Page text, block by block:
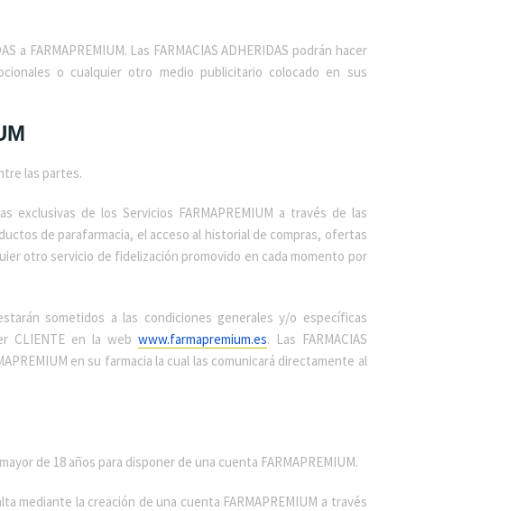
a FARMAPREMIUM. Las FARMACIAS ADHERIDAS podrán hacer
o cualquier otro medio publicitario colocado en sus
las partes.
exclusivas de los Servicios FARMAPREMIUM a través de las
de parafarmacia, el acceso al historial de compras, ofertas
otro servicio de fidelización promovido en cada momento por
sometidos a las condiciones generales y/o específicas
CLIENTE en la web www.farmapremium.es. Las FARMACIAS
en su farmacia la cual las comunicará directamente al
de 18 años para disponer de una cuenta FARMAPREMIUM.
mediante la creación de una cuenta FARMAPREMIUM a través